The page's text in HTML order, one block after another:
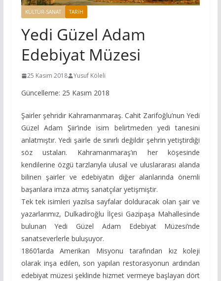
KÜLTÜR-SANAT TARIH
Yedi Güzel Adam
Edebiyat Müzesi
25 Kasım 2018 Yusuf Köleli
Güncelleme: 25 Kasım 2018
Şairler şehridir Kahramanmaraş. Cahit Zarifoğlu’nun Yedi
Güzel Adam Şiir’inde isim belirtmeden yedi tanesini
anlatmıştır. Yedi şairle de sınırlı değildir şehrin yetiştirdiği
söz ustaları. Kahramanmaraş’ın her köşesinde
kendilerine özgü tarzlarıyla ulusal ve uluslararası alanda
bilinen şairler ve edebiyatın diğer alanlarında önemli
başarılara imza atmış sanatçılar yetişmiştir.
Tek tek isimleri yazılsa sayfalar dolduracak olan şair ve
yazarlarımız, Dulkadiroğlu İlçesi Gazipaşa Mahallesinde
bulunan Yedi Güzel Adam Edebiyat Müzesi’nde
sanatseverlerle buluşuyor.
1860’larda Amerikan Misyonu tarafından kız koleji
olarak inşa edilen, son yapılan restorasyonun ardından
edebiyat müzesi şeklinde hizmet vermeye başlayan dört